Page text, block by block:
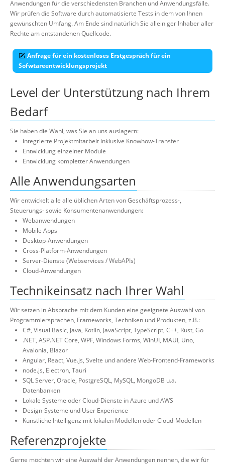
Suche
Anwendungen für die verschiedensten Branchen und Anwendungsfälle.
Wir prüfen die Software durch automatisierte Tests in dem von Ihnen
gewünschten Umfang. Am Ende sind natürlich Sie alleiniger Inhaber aller
Rechte am entstandenen Quellcode.
Anfrage für ein kostenloses Erstgespräch für ein
Sofwtareentwicklungsprojekt
Level der Unterstützung nach Ihrem
Bedarf
Sie haben die Wahl, was Sie an uns auslagern:
integrierte Projektmitarbeit inklusive Knowhow-Transfer
Entwicklung einzelner Module
Entwicklung kompletter Anwendungen
Alle Anwendungsarten
Wir entwickelt alle alle üblichen Arten von Geschäftsprozess-,
Steuerungs- sowie Konsumentenanwendungen:
Webanwendungen
Mobile Apps
Desktop-Anwendungen
Cross-Platform-Anwendungen
Server-Dienste (Webservices / WebAPIs)
Cloud-Anwendungen
Technikeinsatz nach Ihrer Wahl
Wir setzen in Absprache mit dem Kunden eine geeignete Auswahl von
Programmiersprachen, Frameworks, Techniken und Produkten, z.B.:
C#, Visual Basic, Java, Kotlin, JavaScript, TypeScript, C++, Rust, Go
.NET, ASP.NET Core, WPF, Windows Forms, WinUI, MAUI, Uno,
Avalonia, Blazor
Angular, React, Vue.js, Svelte und andere Web-Frontend-Frameworks
node.js, Electron, Tauri
SQL Server, Oracle, PostgreSQL, MySQL, MongoDB u.a.
Datenbanken
Lokale Systeme oder Cloud-Dienste in Azure und AWS
Design-Systeme und User Experience
Künstliche Intelligenz mit lokalen Modellen oder Cloud-Modellen
Referenzprojekte
Gerne möchten wir eine Auswahl der Anwendungen nennen, die wir für